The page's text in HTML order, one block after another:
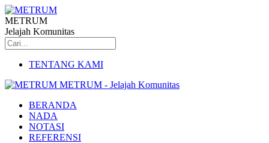
METRUM
Jelajah Komunitas
TENTANG KAMI
METRUM - Jelajah Komunitas
BERANDA
NADA
NOTASI
REFERENSI